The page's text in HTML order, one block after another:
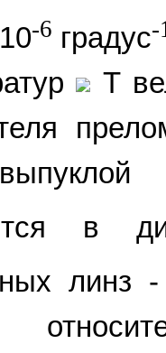
-6 градус-
T
в
линз